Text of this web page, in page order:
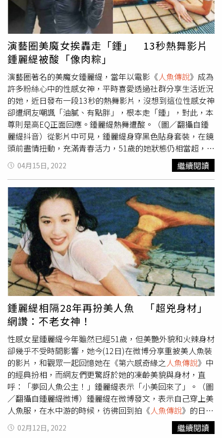
oceanpark.com.tw粉絲專頁：
https://www.facebook.com/Fargloryhop
2002年唱到現在，過了20年仍經典不敗的〈對的人〉，以
及同樣膾炙人口的搖滾情歌〈千年之戀〉，讓婚禮現場馬上
從溫馨的氣氛轉成轟聲雷動的演唱會，賓客們彷彿置身在搖
滾區、全都嗨瘋了。戴愛玲最後也不忘獻上真誠祝福，祝這
對彼此都是初戀、交往近10年，最後攜手走入婚姻的新人，
願他們的愛情能橫亙千年，還羨慕地說：「每天醒來能這樣
看著彼此的微笑，一定很幸福。」一旁身為人夫的黃子佼立
馬吐槽，表示這都是沒結過婚的人想像的，「結過婚的人都
知道醒來就是眼屎、口水…，聞到嘴巴臭就叫對方去刷
牙。」《婚禮歌手》第二季最終章將於10月1日晚間8點於
東森綜合首播。
演藝圈美魔女挨轟走「鍾」 13秒熱舞影片
鍾麗緹被酸「像肉粽」
演藝圈著名的美魔女鍾麗緹，當年以電影《人魚傳說》成為
許多粉絲心中的性感女神，平時喜愛透過社群分享生活近況
的她，近日發布一段13秒的熱舞影片，沒想到這位性感女神
卻遭網友嘲諷「油膩、有點胖」，根本走「鍾」，對此，本
尊則是高EQ正面回應。鍾麗緹熱舞遭酸。（圖／翻攝自鍾
麗緹抖音）從影片中可見，鍾麗緹身穿黑色貼身套裝，在鏡
頭前盡情扭動，充滿青春活力，51歲的她狀態仍相當超，果
然不負演藝圈美魔女的名號，沒想到影片曝光後卻遭部分網
友吐槽，「為什麼我看著很尷尬、油膩、包得像粽子一
樣」，甚至還有網友直接認為，「我覺得她衣品有問題」。
鍾麗緹（右）近日素顏出鏡。（圖／翻攝自微博）先前更有
網友分享了鍾麗緹的畫面截圖，畫面中的她素顏現身，樣貌
和膚質狀其實相當的好，但是鍾麗緹雙眼上的假睫毛卻讓她
的容顏大崩壞，厚重誇張的眼睫毛和她的素顏形成「嚴重反
差」，看起來相當不搭，當時有酸民直接留言表示，「好嚇
人、也太像蟑螂腳」。對於這次被網友狂酸「油膩、有點
胖」，本尊則是親自現身回覆，「這個是我鍛鍊的衣服，最
主要的是舒服、適合運動，所以姐姐沒考慮這麼多，下次注
意，不穿黑色塑膠袋了，一定美美的」。面對網友嘲諷，鍾
麗緹大方回應。（圖／翻攝自鍾麗緹抖音）還有有網友建
議，「女神啊，現在的你不是過去的你了，別這樣打扮
啦」，對於網友的好心提醒，鍾麗緹則表示，「現在的我跟
以前的我始終沒變，因為我的心態一直都是22歲」，她認為
女性最重要就是多疼愛自己，靠著健康和自信讓自己更美麗
動人。
04月15日, 2022 繼續閱讀
鍾麗緹相隔28年再扮美人魚 「超兇身材」
網讚：不老女神！
性感女星鍾麗緹今年雖然已經51歲，但美艷外貌和火辣身材
卻幾乎不受時間影響，她今(12日)在微博分享重披美人魚裝
的影片，和觀眾一起回憶她在《第六感奇緣之 人魚傳說》中
的經典扮相，而網友們更驚訝於她的凍齡美貌與身材，直
呼：「夢回人魚公主！」鍾麗緹表示「小美回來了」。（圖
／翻攝自鍾麗緹微博）鍾麗緹在微博發文，表示自己穿上美
人魚服，在水中游的時候，彷彿回到拍《人魚傳說》的日
子，並感嘆：「時間過的好快啊，還是你們心中的小美
嗎？」只見影片中她跳下水後所展現出的優雅泳姿，讓人好
02月12日, 2022 繼續閱讀